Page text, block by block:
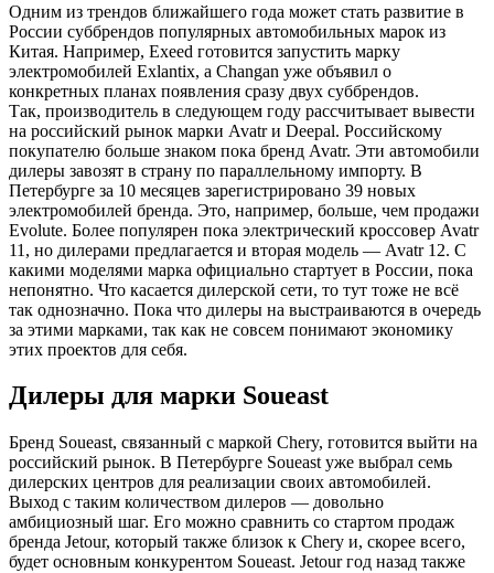
Одним из трендов ближайшего года может стать развитие в
России суббрендов популярных автомобильных марок из
Китая. Например, Exeed готовится запустить марку
электромобилей Exlantix, а Changan уже объявил о
конкретных планах появления сразу двух суббрендов.
Так, производитель в следующем году рассчитывает вывести
на российский рынок марки Avatr и Deepal. Российскому
покупателю больше знаком пока бренд Avatr. Эти автомобили
дилеры завозят в страну по параллельному импорту. В
Петербурге за 10 месяцев зарегистрировано 39 новых
электромобилей бренда. Это, например, больше, чем продажи
Evolute. Более популярен пока электрический кроссовер Avatr
11, но дилерами предлагается и вторая модель — Avatr 12. С
какими моделями марка официально стартует в России, пока
непонятно. Что касается дилерской сети, то тут тоже не всё
так однозначно. Пока что дилеры на выстраиваются в очередь
за этими марками, так как не совсем понимают экономику
этих проектов для себя.
Дилеры для марки Soueast
Бренд Soueast, связанный с маркой Chery, готовится выйти на
российский рынок. В Петербурге Soueast уже выбрал семь
дилерских центров для реализации своих автомобилей.
Выход с таким количеством дилеров — довольно
амбициозный шаг. Его можно сравнить со стартом продаж
бренда Jetour, который также близок к Chery и, скорее всего,
будет основным конкурентом Soueast. Jetour год назад также